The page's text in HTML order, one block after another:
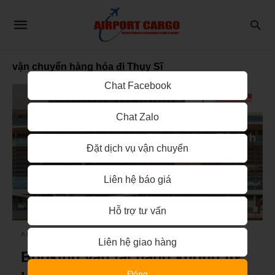
vận chuyển hàng hóa đi Thụy Sĩ
AIRPORT CARGO
Booking vận tải hàng không từ
Chat Facebook
Chat Zalo
Đặt dịch vụ vận chuyển
Liên hệ báo giá
Hỗ trợ tư vấn
Liên hệ giao hàng